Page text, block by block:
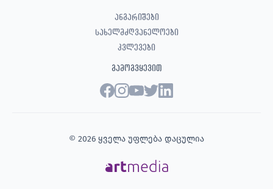
ანგარიშები
სახელმძღვანელოები
კვლევები
გამოგვყევით
© 2026 ყველა უფლება დაცულია